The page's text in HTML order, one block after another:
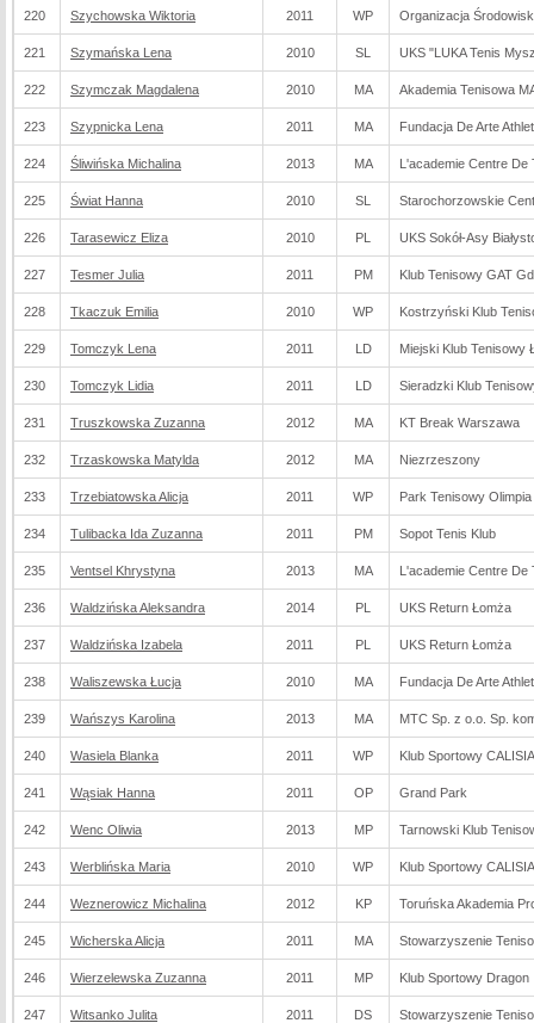
220 Szychowska Wiktoria 2011 WP Organizacja
221 Szymańska Lena 2010 SL UKS "LUKA Tenis
222 Szymczak Magdalena 2010 MA Akademia Tenisowa
223 Szypnicka Lena 2011 MA Fundacja De Arte
224 Śliwińska Michalina 2013 MA L'academie Centre De
225 Świat Hanna 2010 SL Starochorzowskie
226 Tarasewicz Eliza 2010 PL UKS Sokół-Asy
227 Tesmer Julia 2011 PM Klub Tenisowy GAT
228 Tkaczuk Emilia 2010 WP Kostrzyński Klub
229 Tomczyk Lena 2011 LD Miejski Klub Tenisowy
230 Tomczyk Lidia 2011 LD Sieradzki Klub
231 Truszkowska Zuzanna 2012 MA KT Break Warszawa
232 Trzaskowska Matylda 2012 MA Niezrzeszony
233 Trzebiatowska Alicja 2011 WP Park Tenisowy
234 Tulibacka Ida Zuzanna 2011 PM Sopot Tenis Klub
235 Ventsel Khrystyna 2013 MA L'academie Centre De
236 Waldzińska Aleksandra 2014 PL UKS Return Łomża
237 Waldzińska Izabela 2011 PL UKS Return Łomża
238 Waliszewska Łucja 2010 MA Fundacja De Arte
239 Wańszys Karolina 2013 MA MTC Sp. z o.o. Sp.
240 Wasiela Blanka 2011 WP Klub Sportowy
241 Wąsiak Hanna 2011 OP Grand Park
242 Wenc Oliwia 2013 MP Tarnowski Klub
243 Werblińska Maria 2010 WP Klub Sportowy
244 Weznerowicz Michalina 2012 KP Toruńska Akademia
245 Wicherska Alicja 2011 MA Stowarzyszenie
246 Wierzelewska Zuzanna 2011 MP Klub Sportowy Dragon
247 Witsanko Julita 2011 DS Stowarzyszenie